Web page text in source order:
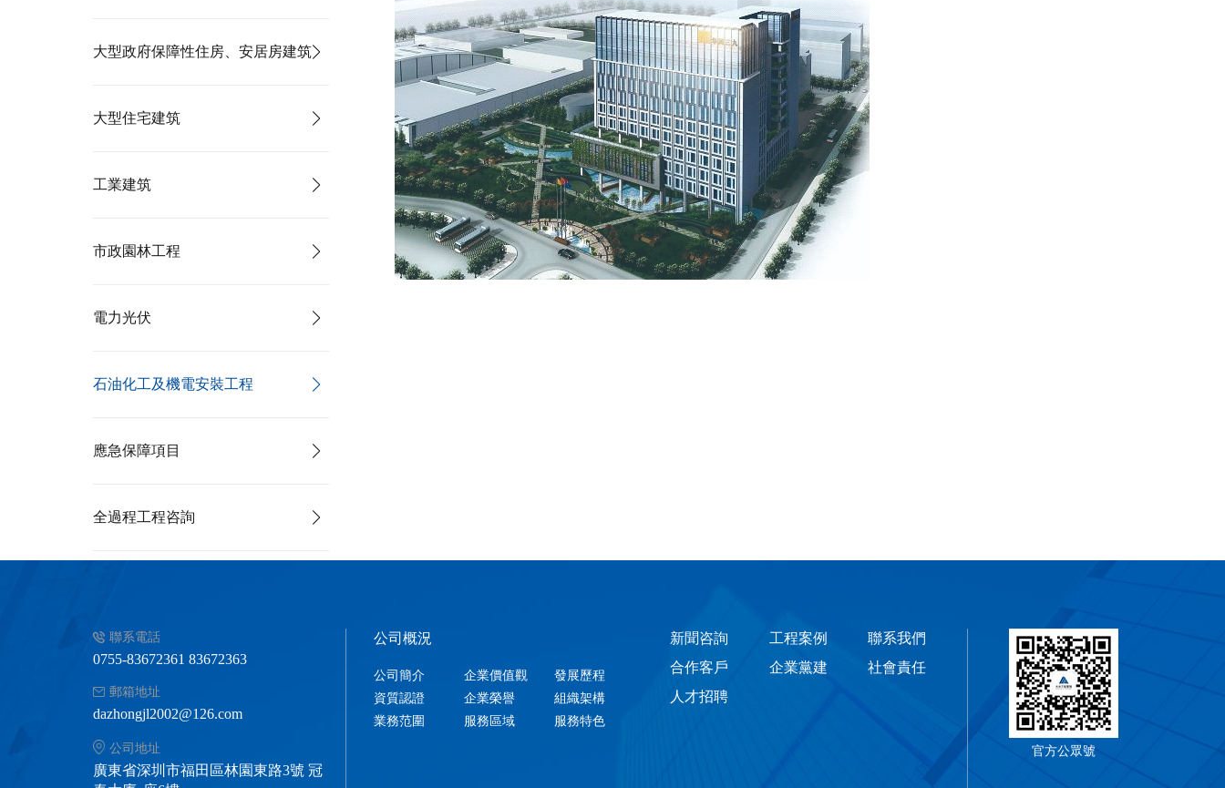
大型政府保障性住房、安居房建筑
大型住宅建筑
工業建筑
市政園林工程
電力光伏
石油化工及機電安裝工程
應急保障項目
全過程工程咨詢
聯系電話
0755-83672361 83672363
郵箱地址
dazhongjl2002@126.com
公司地址
廣東省深圳市福田區林園東路3號 冠
公司概況
公司簡介 企業價值觀
發展歷程
資質認證
企業榮譽
組織架構
業務范圍
服務區域 服務特色
新聞咨詢
合作客戶
人才招聘
工程案例
企業黨建
聯系我們
社會責任
官方公眾號